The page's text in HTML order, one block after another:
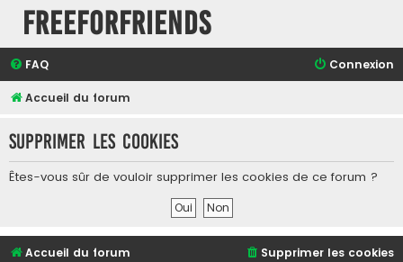
FreeForFriends
FAQ Connexion
Accueil du forum
Supprimer les cookies
Êtes-vous sûr de vouloir supprimer les cookies de ce forum ?
Accueil du forum Supprimer les cookies